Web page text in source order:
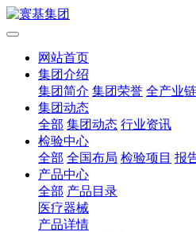
网站首页
集团介绍
集团简介 集团荣誉 全产业
集团动态
全部 集团动态 行业资讯
检验中心
全部 全国布局 检验项目 报
产品中心
全部 产品目录
医疗器械
产品详情